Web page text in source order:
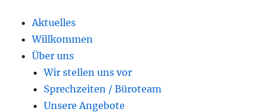
Aktuelles
Willkommen
Über uns
Wir stellen uns vor
Sprechzeiten / Büroteam
Unsere Angebote